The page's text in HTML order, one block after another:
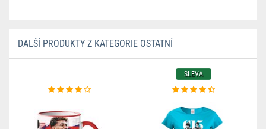
DALŠÍ PRODUKTY Z KATEGORIE OSTATNÍ
SLEVA